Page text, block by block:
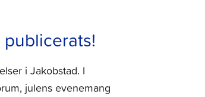
i Jakobstad. I
julens evenemang